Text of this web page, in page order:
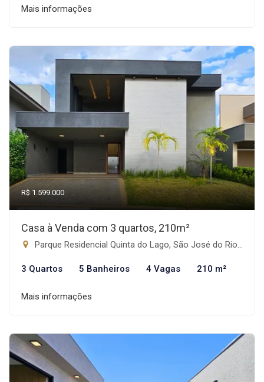
Mais informações
R$ 1.599.000
Casa à Venda com 3 quartos, 210m²
Parque Residencial Quinta do Lago, São José do Rio Preto-SP
3 Quartos 5 Banheiros 4 Vagas 210 m²
Mais informações